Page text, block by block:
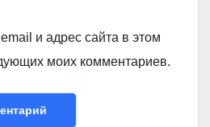
и адрес сайта в этом
моих комментариев.